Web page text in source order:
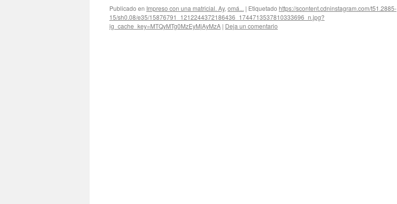
Publicado en Impreso con una matricial. Ay, omá... | Etiquetado https://scontent.cdninstagram.com/t51.2885-
15/sh0.08/e35/15876791_1212244372186436_1744713537810333696_n.jpg?
ig_cache_key=MTQyMTg0MzEyMjAyMzA | Deja un comentario